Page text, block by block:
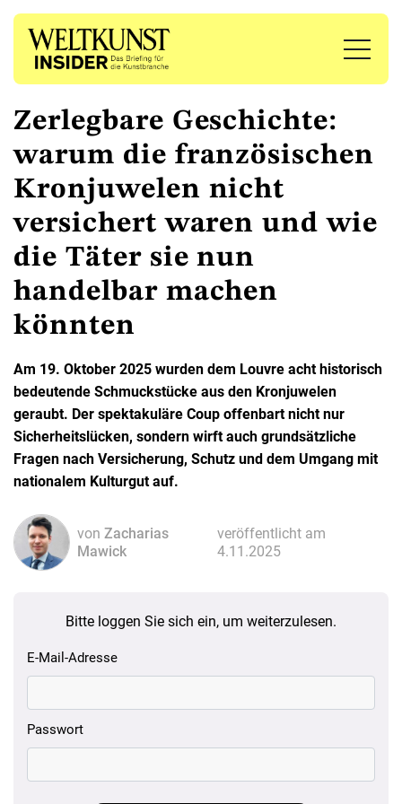
Zerlegbare Geschichte:
warum die französischen
Kronjuwelen nicht
versichert waren und wie
die Täter sie nun
handelbar machen
könnten
Am 19. Oktober 2025 wurden dem Louvre acht historisch
bedeutende Schmuckstücke aus den Kronjuwelen
geraubt. Der spektakuläre Coup offenbart nicht nur
Sicherheitslücken, sondern wirft auch grundsätzliche
Fragen nach Versicherung, Schutz und dem Umgang mit
nationalem Kulturgut auf.
vonZacharias
Mawick
veröffentlicht am
4.11.2025
Bitte loggen Sie sich ein, um weiterzulesen.
E-Mail-Adresse
Passwort